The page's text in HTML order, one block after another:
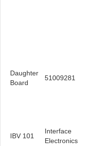
Daughter
Board
51009281
IBV 101
Interface
Electronics